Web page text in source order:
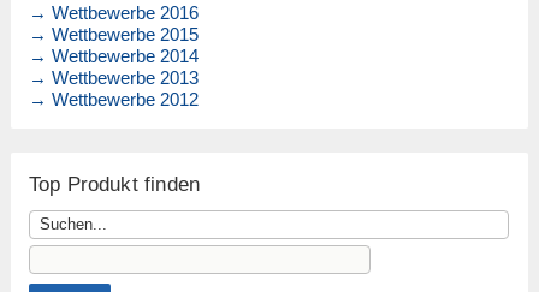
→ Wettbewerbe 2016
→ Wettbewerbe 2015
→ Wettbewerbe 2014
→ Wettbewerbe 2013
→ Wettbewerbe 2012
Top Produkt finden